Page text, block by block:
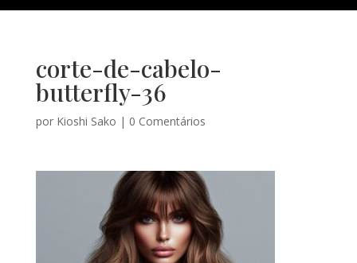
corte-de-cabelo-
butterfly-36
por Kioshi Sako | 0 Comentários